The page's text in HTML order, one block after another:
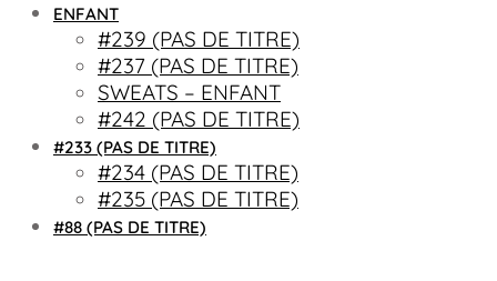
ENFANT
#239 (PAS DE TITRE)
#237 (PAS DE TITRE)
SWEATS – ENFANT
#242 (PAS DE TITRE)
#233 (PAS DE TITRE)
#234 (PAS DE TITRE)
#235 (PAS DE TITRE)
#88 (PAS DE TITRE)